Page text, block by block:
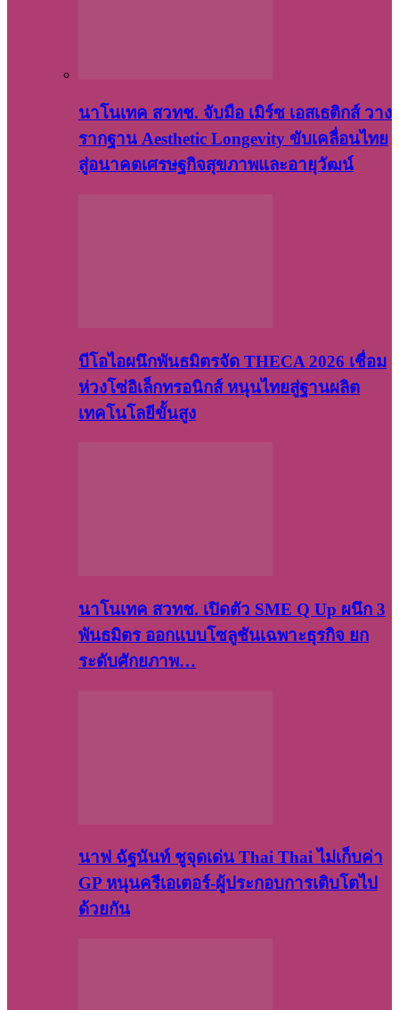
นาโนเทค สวทช. จับมือ เมิร์ซ เอสเธติกส์ วาง
รากฐาน Aesthetic Longevity ขับเคลื่อนไทย
สู่อนาคตเศรษฐกิจสุขภาพและอายุวัฒน์
บีโอไอผนึกพันธมิตรจัด THECA 2026 เชื่อม
ห่วงโซ่อิเล็กทรอนิกส์ หนุนไทยสู่ฐานผลิต
เทคโนโลยีขั้นสูง
นาโนเทค สวทช. เปิดตัว SME Q Up ผนึก 3
พันธมิตร ออกแบบโซลูชันเฉพาะธุรกิจ ยก
ระดับศักยภาพ…
นาฟ ฉัฐนันท์ ชูจุดเด่น Thai Thai ไม่เก็บค่า
GP หนุนครีเอเตอร์-ผู้ประกอบการเติบโตไป
ด้วยกัน